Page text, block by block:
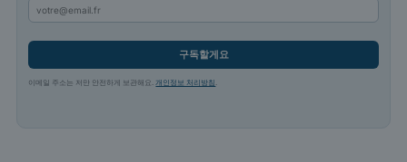
구독할게요
이메일 주소는 저만 안전하게 보관해요. 개인정보 처리방침